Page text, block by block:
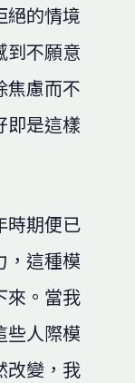
絕的情境
到不願意
焦慮而不
是這樣
時期便已
，這種模
來。當我
些人際模
改變，我